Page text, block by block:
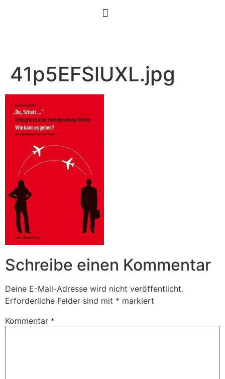
41p5EFSlUXL.jpg
Schreibe einen Kommentar
Deine E-Mail-Adresse wird nicht veröffentlicht.
Erforderliche Felder sind mit * markiert
Kommentar *